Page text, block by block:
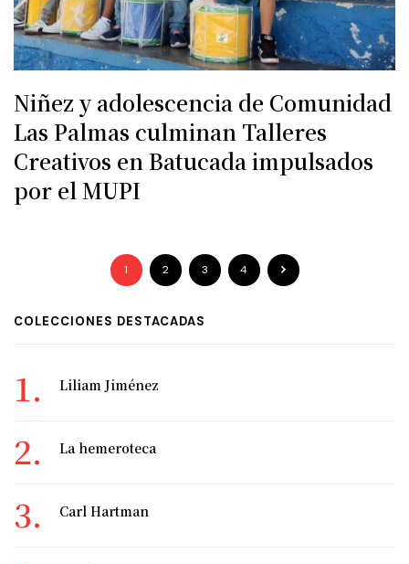
Niñez y adolescencia de Comunidad
Las Palmas culminan Talleres
Creativos en Batucada impulsados
por el MUPI
1 2 3 4
COLECCIONES DESTACADAS
Liliam Jiménez
La hemeroteca
Carl Hartman